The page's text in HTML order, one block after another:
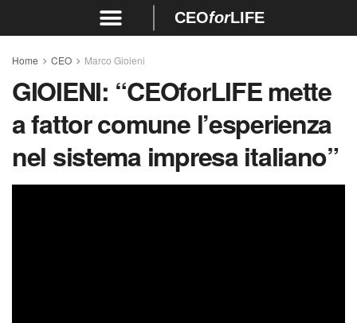
CEOforLIFE
Home CEO Marco Gioieni
GIOIENI: “CEOforLIFE mette
a fattor comune l’esperienza
nel sistema impresa italiano”